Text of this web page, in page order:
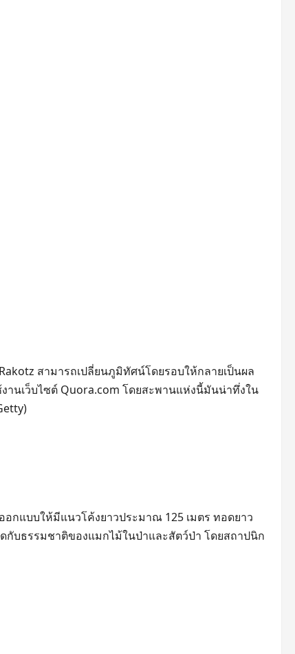
สามารถเปลี่ยนภูมิทัศน์โดยรอบให้กลายเป็นผล
านเว็บไซต์ Quora.com โดยสะพานแห่งนี้มันน่าทึ่งใน
กแบบให้มีแนวโค้งยาวประมาณ 125 เมตร ทอดยาว
กับธรรมชาติของแมกไม้ในป่าและสัตว์ป่า โดยสถาปนิก